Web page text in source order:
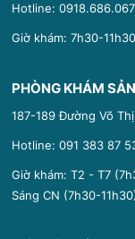
Hotline:0918.686.067
Giờ khám: 7h30-
PHÒNG KHÁM
187-189 Đường Võ
Hotline:091 383 87
Giờ khám: T2 - T7
Sáng CN (7h30-